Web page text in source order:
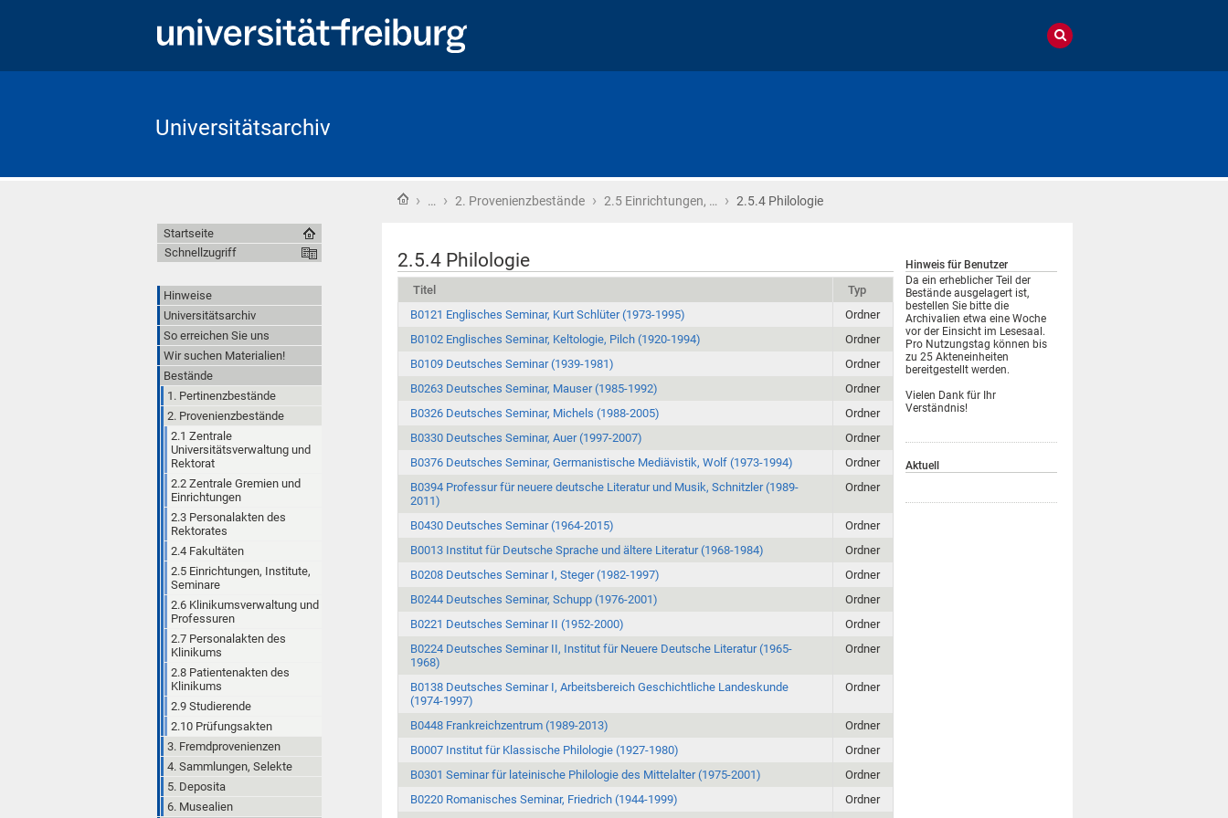
Universitätsarchiv
Startseite
› … › 2. Provenienzbestände › 2.5 Einrichtungen, … › 2.5.4 Philologie
2.5.4 Philologie
Titel
Typ
B0121 Englisches Seminar, Kurt Schlüter (1973-1995)
Ordner
B0102 Englisches Seminar, Keltologie, Pilch (1920-1994)
Ordner
B0109 Deutsches Seminar (1939-1981)
Ordner
B0263 Deutsches Seminar, Mauser (1985-1992)
Ordner
B0326 Deutsches Seminar, Michels (1988-2005)
Ordner
B0330 Deutsches Seminar, Auer (1997-2007)
Ordner
B0376 Deutsches Seminar, Germanistische Mediävistik, Wolf (1973-1994)
Ordner
B0394 Professur für neuere deutsche Literatur und Musik, Schnitzler (1989-
2011)
Ordner
B0430 Deutsches Seminar (1964-2015)
Ordner
B0013 Institut für Deutsche Sprache und ältere Literatur (1968-1984)
Ordner
B0208 Deutsches Seminar I, Steger (1982-1997)
Ordner
B0244 Deutsches Seminar, Schupp (1976-2001)
Ordner
B0221 Deutsches Seminar II (1952-2000)
Ordner
B0224 Deutsches Seminar II, Institut für Neuere Deutsche Literatur (1965-
1968)
Ordner
B0138 Deutsches Seminar I, Arbeitsbereich Geschichtliche Landeskunde
(1974-1997)
Ordner
B0448 Frankreichzentrum (1989-2013)
Ordner
B0007 Institut für Klassische Philologie (1927-1980)
Ordner
B0301 Seminar für lateinische Philologie des Mittelalter (1975-2001)
Ordner
B0220 Romanisches Seminar, Friedrich (1944-1999)
Ordner
Hinweis für Benutzer
Da ein erheblicher Teil der
Bestände ausgelagert ist,
bestellen Sie bitte die
Archivalien etwa eine Woche
vor der Einsicht im Lesesaal.
Pro Nutzungstag können bis
zu 25 Akteneinheiten
bereitgestellt werden.
Vielen Dank für Ihr
Verständnis!
Aktuell
Startseite
Schnellzugriff
Hinweise
Universitätsarchiv
So erreichen Sie uns
Wir suchen Materialien!
Bestände
1. Pertinenzbestände
2. Provenienzbestände
2.1 Zentrale
Universitätsverwaltung und
Rektorat
2.2 Zentrale Gremien und
Einrichtungen
2.3 Personalakten des
Rektorates
2.4 Fakultäten
2.5 Einrichtungen, Institute,
Seminare
2.6 Klinikumsverwaltung und
Professuren
2.7 Personalakten des
Klinikums
2.8 Patientenakten des
Klinikums
2.9 Studierende
2.10 Prüfungsakten
3. Fremdprovenienzen
4. Sammlungen, Selekte
5. Deposita
6. Musealien